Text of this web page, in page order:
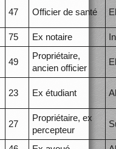
47 Officier de santé
75 Ex notaire
49
Propriétaire,
ancien officier
23 Ex étudiant
27
Propriétaire, ex
percepteur